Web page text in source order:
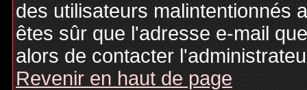
des utilisateurs malintentionnés
êtes sûr que l'adresse e-mail
alors de contacter
Revenir en haut de page